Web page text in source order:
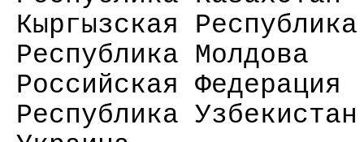
Кыргызская Республика
Республика Молдова
Российская Федерация
Республика Узбекистан